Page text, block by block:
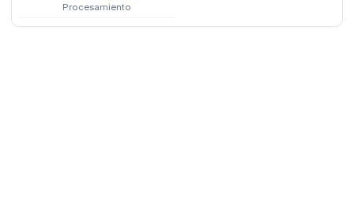
Procesamiento